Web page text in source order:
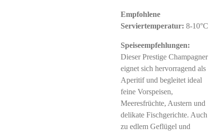
Empfohlene
Serviertemperatur: 8-10°C
Speiseempfehlungen:
Dieser Prestige Champagner
eignet sich hervorragend als
Aperitif und begleitet ideal
feine Vorspeisen,
Meeresfrüchte, Austern und
delikate Fischgerichte. Auch
zu edlem Geflügel und